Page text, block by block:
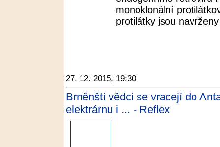
monoklonální
protilátky jsou
27. 12. 2015, 19:30
Brněnští vědci se vracejí do
elektrárnu i ... - Reflex